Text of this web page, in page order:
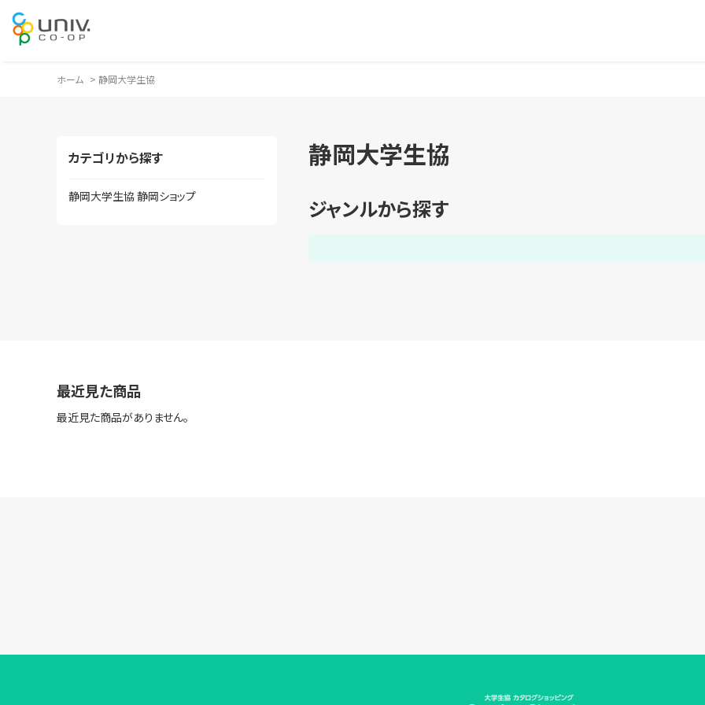
ホーム > 静岡大学生協
カテゴリから探す
静岡大学生協 静岡ショップ
静岡大学生協
最近見た商品
最近見た商品がありません。